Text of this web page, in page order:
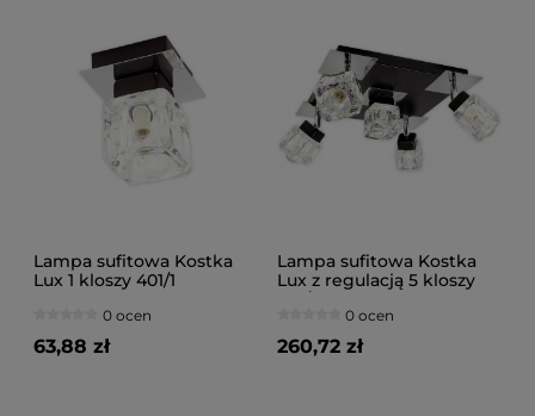
Lampa sufitowa Kostka
Lux 1 kloszy 401/1
0 ocen
63,88 zł
Lampa sufitowa Kostka
Lux z regulacją 5 kloszy
0 ocen
260,72 zł